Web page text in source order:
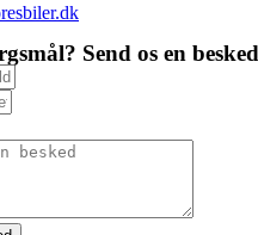
Send os en